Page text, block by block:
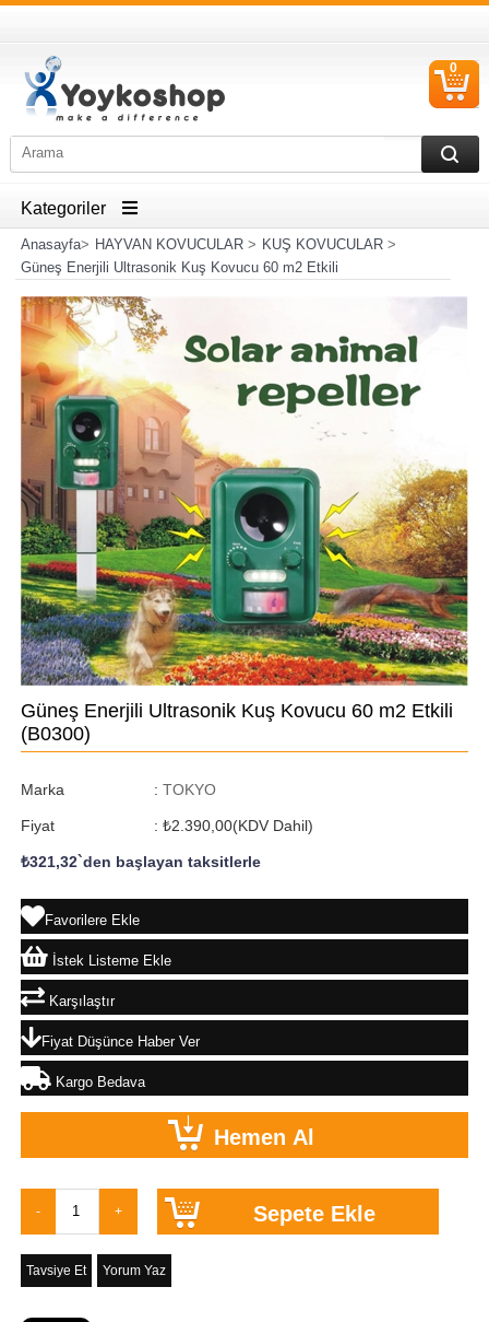
0
Kategoriler
Anasayfa> HAYVAN KOVUCULAR> KUŞ KOVUCULAR>
Güneş Enerjili Ultrasonik Kuş Kovucu 60 m2 Etkili
Güneş Enerjili Ultrasonik Kuş Kovucu 60 m2 Etkili
(B0300)
Marka : TOKYO
Fiyat : ₺2.390,00(KDV Dahil)
₺321,32`den başlayan taksitlerle
Favorilere Ekle
İstek Listeme Ekle
Karşılaştır
Fiyat Düşünce Haber Ver
Kargo Bedava
Tavsiye Et Yorum Yaz